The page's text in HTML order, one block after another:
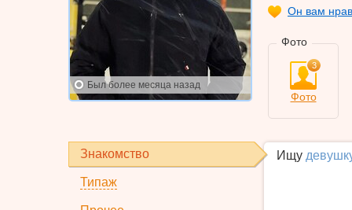
Былболее месяца назад
Он вам
Фото
3
Фото
Знакомство
Типаж
Ищу